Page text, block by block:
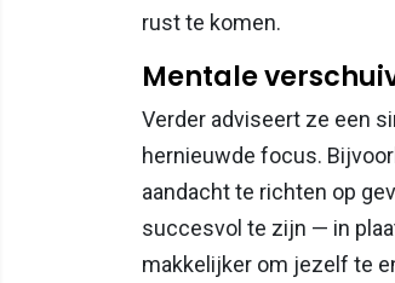
rust te komen.
Mentale
Verder adviseert ze een
hernieuwde focus.
aandacht te richten op
succesvol te zijn — in
makkelijker om jezelf te